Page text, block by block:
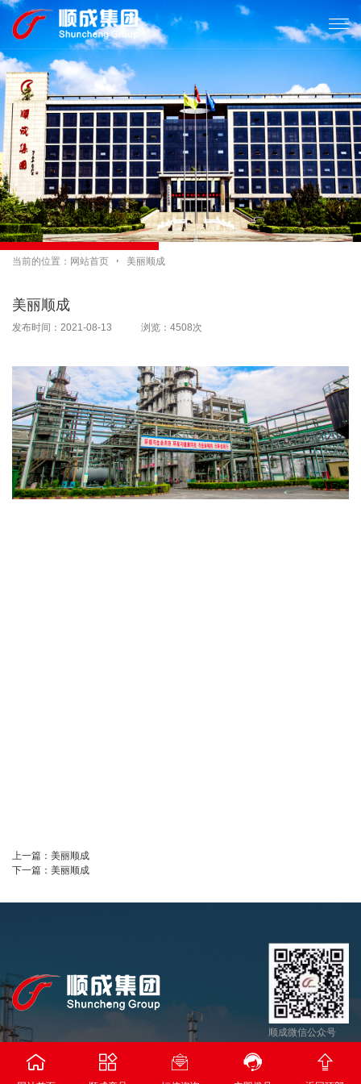

当前的位置： 网站首页  美丽顺成
美丽顺成
发布时间：2021-08-13 浏览：4508次
上一篇： 美丽顺成
下一篇： 美丽顺成
顺成微信公众号
河南省顺成集团能源科技有限公司
返回顶部
    